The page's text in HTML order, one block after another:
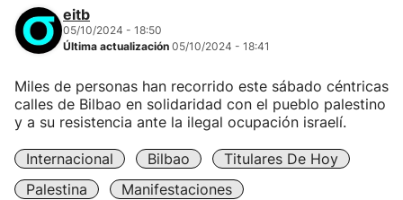
eitb
05/10/2024 - 18:50
Última actualización 05/10/2024 - 18:41
Miles de personas han recorrido este sábado céntricas
calles de Bilbao en solidaridad con el pueblo palestino
y a su resistencia ante la ilegal ocupación israelí.
Internacional Bilbao
Titulares De Hoy
Palestina
Manifestaciones